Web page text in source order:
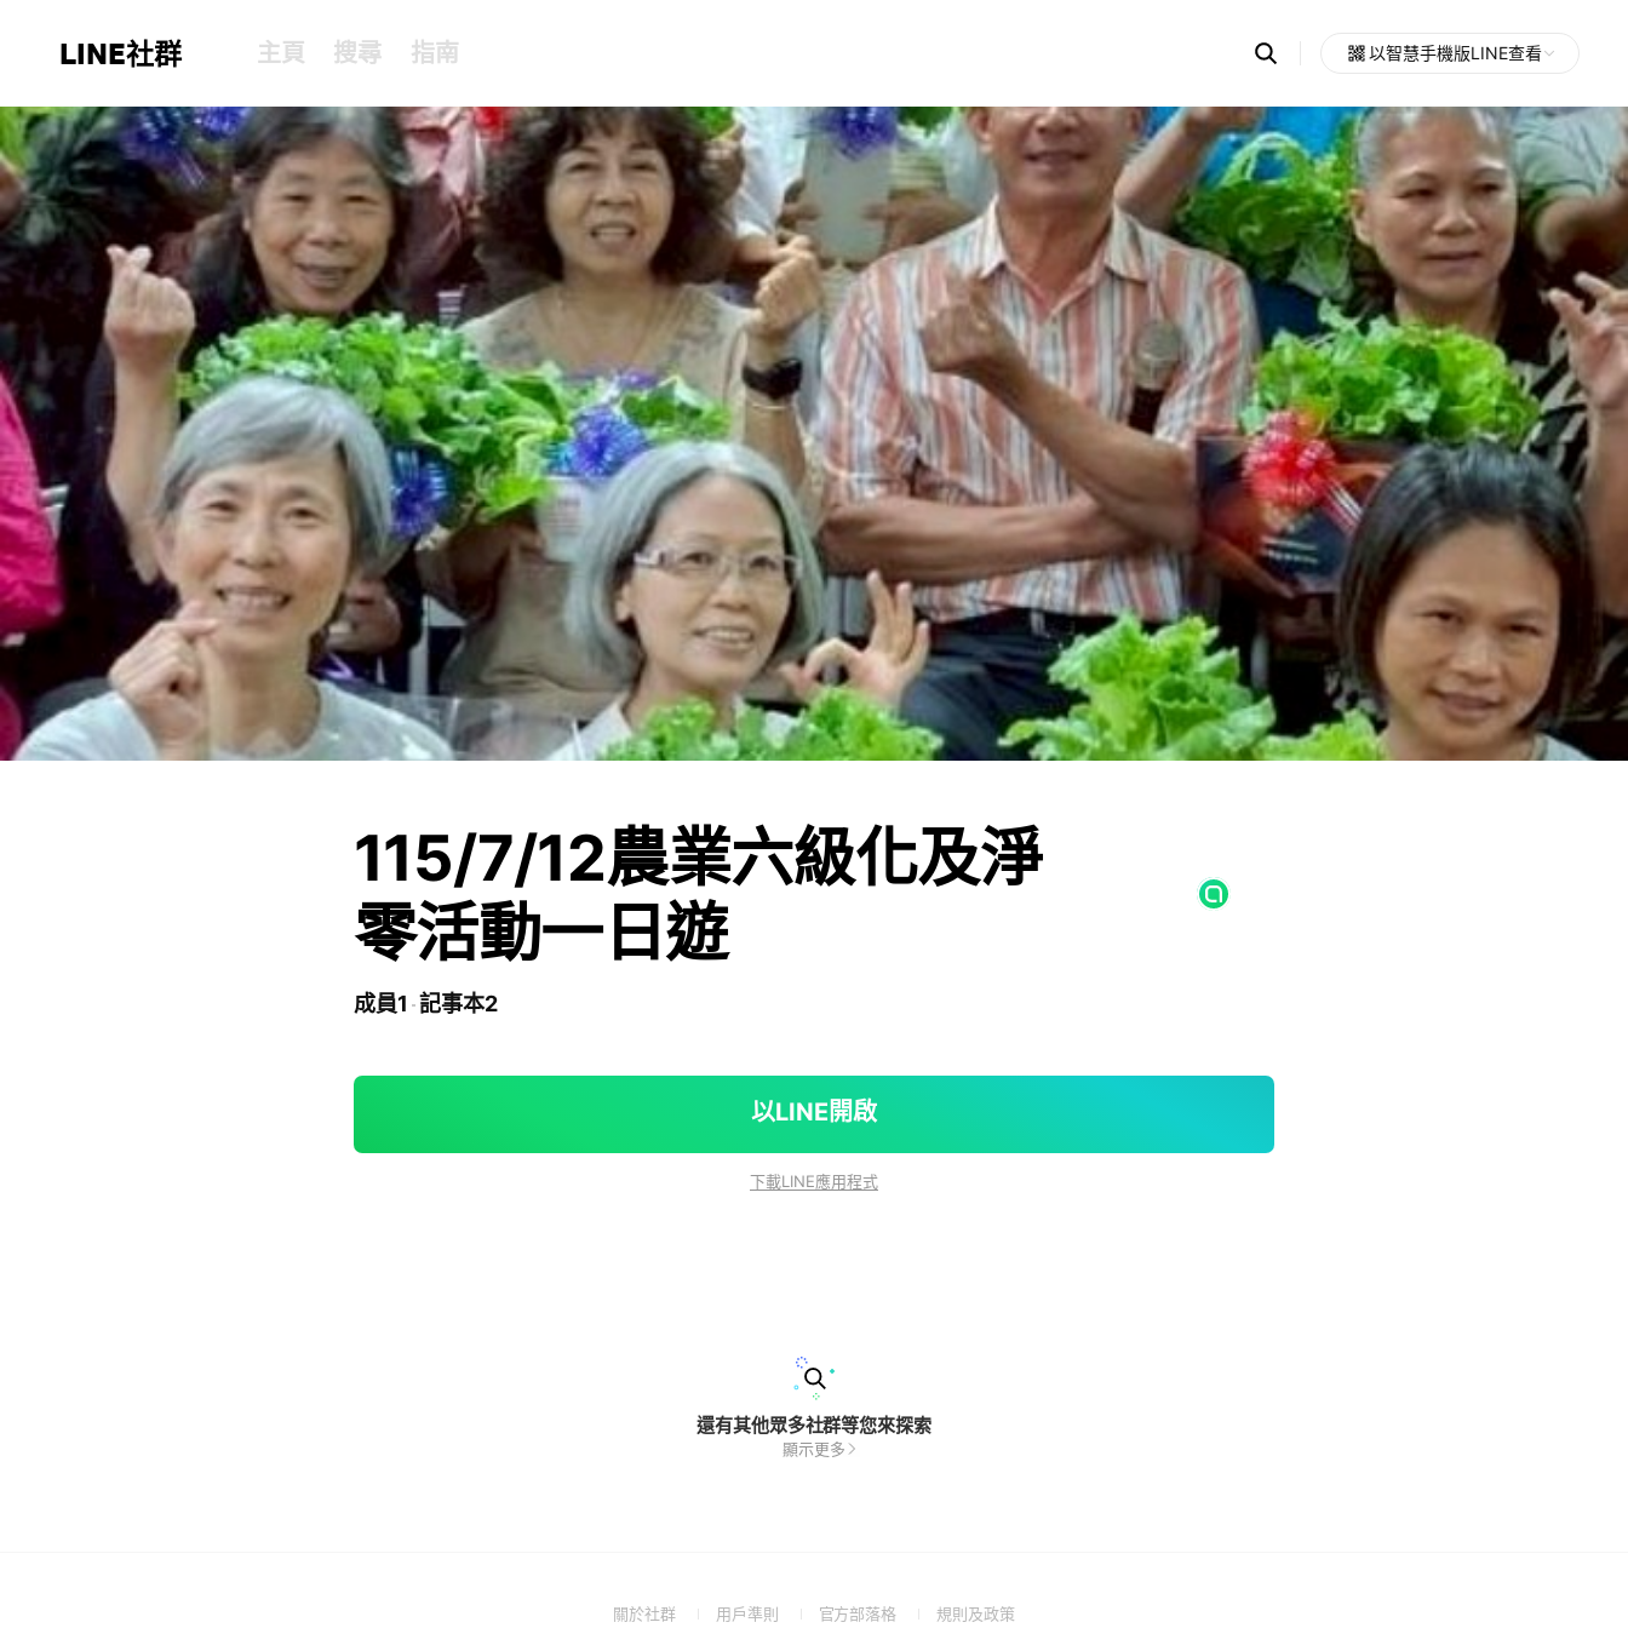
LINE社群 主頁 搜尋 指南 Search
OpenChats
messages
search
area
以智慧手機版LINE查看
115/7/12農業六級化及淨
零活動一日遊
成員1 記事本2
以LINE開啟
下載LINE應用程式
還有其他眾多社群等您來探索
顯示更多
關於社群
(Open用戶準則
(Open官方部落格
(Open規則及政策(Open